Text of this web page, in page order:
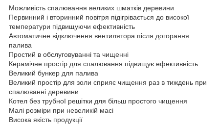
Можливість спалювання великих шматків деревини
Первинний і вторинний повітря підігрівається до високої
температури підвищуючи ефективність
Автоматичне відключення вентилятора після догорання
палива
Простий в обслуговуванні та чищенні
Керамічне простір для спалювання підвищує ефективність
Великий бункер для палива
Великий простір для золи сприяє чищення раз в тиждень при
спалюванні деревини
Котел без трубної решітки для більш простого чищення
Малі розміри при невеликій масі
Висока якість продукції